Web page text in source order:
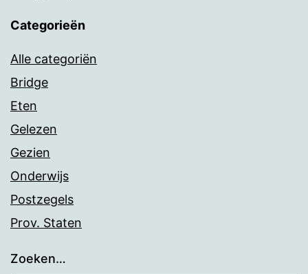
Categorieën
Alle categoriën
Bridge
Eten
Gelezen
Gezien
Onderwijs
Postzegels
Prov. Staten
Zoeken…